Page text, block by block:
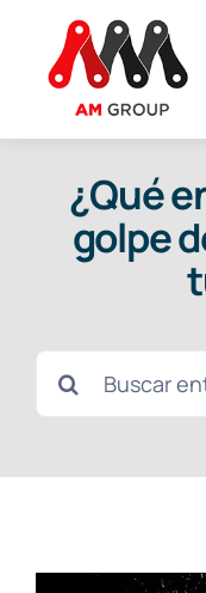
contenido
¿Qué
golpe
Buscar: